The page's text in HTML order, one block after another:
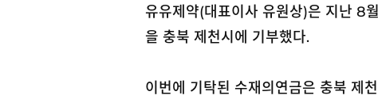
유유제약(대표이사 유원상)은 지난 8
을 충북 제천시에 기부했다.
이번에 기탁된 수재의연금은 충북 제